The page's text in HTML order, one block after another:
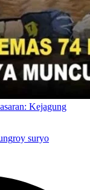
Kejagung
roy suryo